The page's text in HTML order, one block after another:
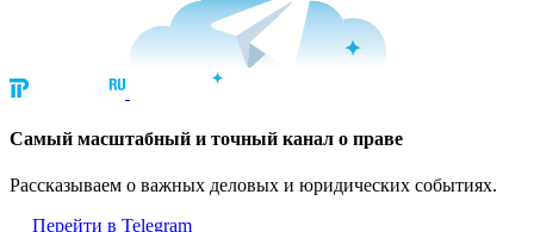
Cамый масштабный и точный канал о праве
Рассказываем о важных деловых и юридических событиях.
Перейти в Telegram